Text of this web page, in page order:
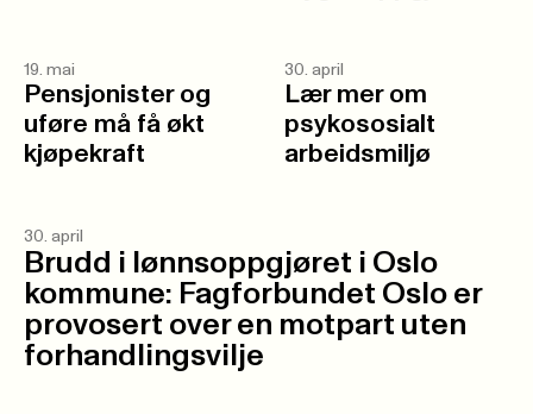
19. mai
Pensjonister og
uføre må få økt
kjøpekraft
30. april
Lær mer om
psykososialt
arbeidsmiljø
30. april
Brudd i lønnsoppgjøret i Oslo
kommune: Fagforbundet Oslo er
provosert over en motpart uten
forhandlingsvilje